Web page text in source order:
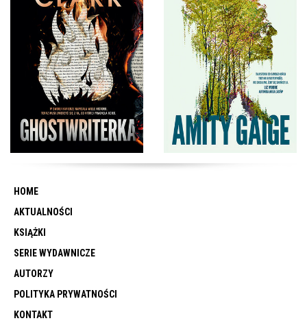
HOME
AKTUALNOŚCI
KSIĄŻKI
SERIE WYDAWNICZE
AUTORZY
POLITYKA PRYWATNOŚCI
KONTAKT